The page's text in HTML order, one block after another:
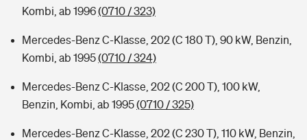
Kombi, ab 1996(0710 / 323)
Mercedes-Benz C-Klasse, 202 (C 180 T), 90 kW, Benzin,
Kombi, ab 1995(0710 / 324)
Mercedes-Benz C-Klasse, 202 (C 200 T), 100 kW,
Benzin, Kombi, ab 1995(0710 / 325)
Mercedes-Benz C-Klasse, 202 (C 230 T), 110 kW, Benzin,